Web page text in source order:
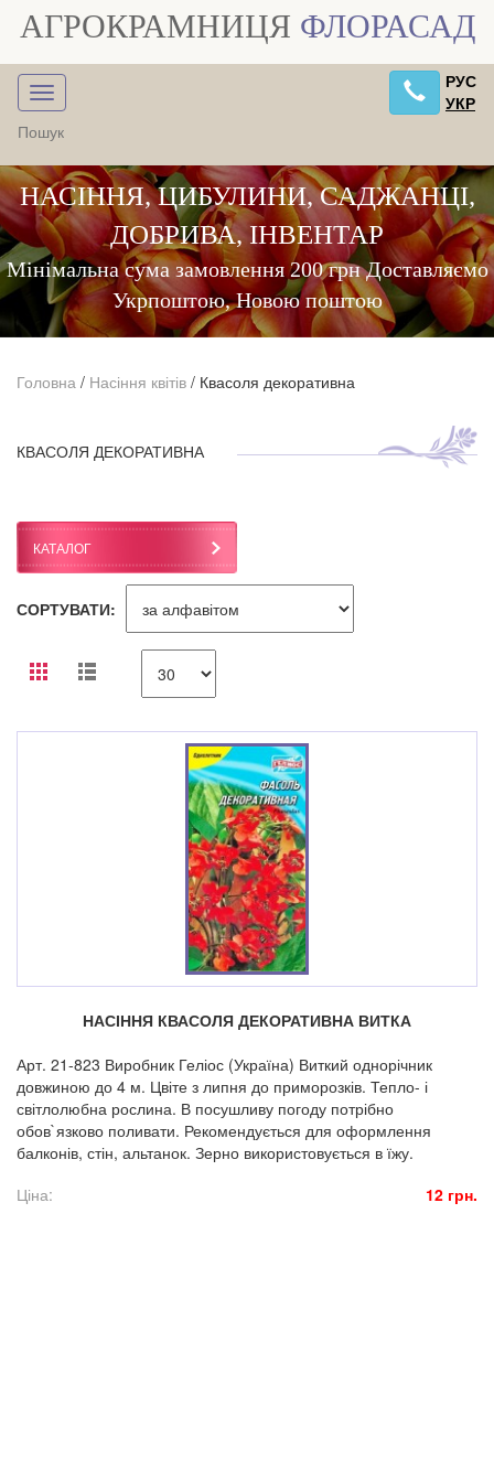
АГРОКРАМНИЦЯ ФЛОРАСАД
РУС
УКР
НАСІННЯ, ЦИБУЛИНИ, САДЖАНЦІ,
ДОБРИВА, ІНВЕНТАР
Мінімальна сума замовлення 200 грн Доставляємо
Укрпоштою, Новою поштою
Головна / Насіння квітів / Квасоля декоративна
КВАСОЛЯ ДЕКОРАТИВНА
КАТАЛОГ
СОРТУВАТИ:
НАСІННЯ КВАСОЛЯ ДЕКОРАТИВНА ВИТКА
Арт. 21-823 Виробник Геліос (Україна) Виткий однорічник
довжиною до 4 м. Цвіте з липня до приморозків. Тепло- і
світлолюбна рослина. В посушливу погоду потрібно
обов`язково поливати. Рекомендується для оформлення
балконів, стін, альтанок. Зерно використовується в їжу.
Ціна:
12 грн.